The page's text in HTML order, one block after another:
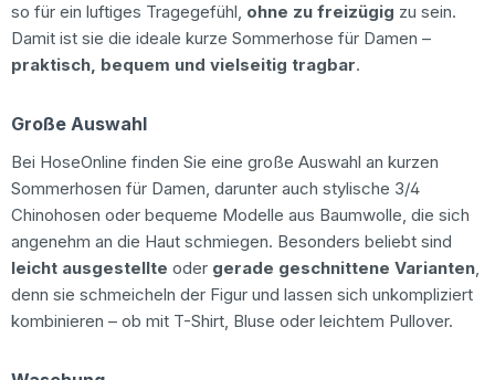
so für ein luftiges Tragegefühl, ohne zu freizügig zu sein.
Damit ist sie die ideale kurze Sommerhose für Damen –
praktisch, bequem und vielseitig tragbar.
Große Auswahl
Bei HoseOnline finden Sie eine große Auswahl an kurzen
Sommerhosen für Damen, darunter auch stylische 3/4
Chinohosen oder bequeme Modelle aus Baumwolle, die sich
angenehm an die Haut schmiegen. Besonders beliebt sind
leicht ausgestellte oder gerade geschnittene Varianten,
denn sie schmeicheln der Figur und lassen sich unkompliziert
kombinieren – ob mit T-Shirt, Bluse oder leichtem Pullover.